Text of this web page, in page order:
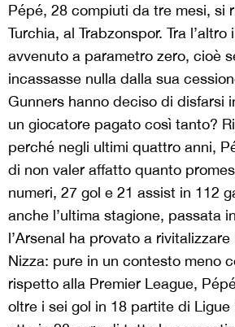
Pépé, 28 compiuti da tre mesi, si
Turchia, al Trabzonspor. Tra
avvenuto a parametro zero, cioè
incassasse nulla dalla sua
Gunners hanno deciso di disfarsi
un giocatore pagato così tanto?
perché negli ultimi quattro anni,
di non valer affatto quanto
numeri, 27 gol e 21 assist in 112
anche l’ultima stagione, passata
l’Arsenal ha provato a
Nizza: pure in un contesto meno
rispetto alla Premier League,
oltre i sei gol in 18 partite di Ligue